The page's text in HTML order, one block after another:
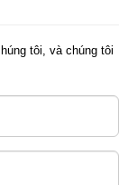
tôi, và chúng tôi